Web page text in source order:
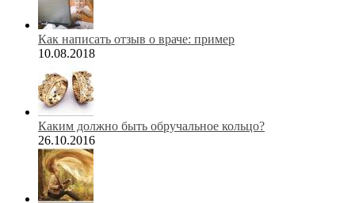
Как написать отзыв о враче: пример
10.08.2018
Каким должно быть обручальное кольцо?
26.10.2016